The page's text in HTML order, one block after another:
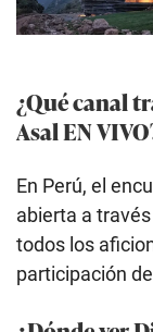
¿Qué canal
Asal EN
En Perú, el
abierta a
todos los
participación